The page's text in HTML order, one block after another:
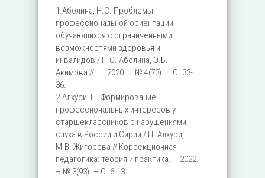
1.Аболина, Н.С. Проблемы
профессиональной ориентации
обучающихся с ограниченными
возможностями здоровья и
инвалидов / Н.С. Аболина, О.Б.
Акимова // . – 2020. – № 4(73). – С. 33-
36.
2.Алхури, Н. Формирование
профессиональных интересов у
старшеклассников с нарушениями
слуха в России и Сирии / Н. Алхури,
М.В. Жигорева // Коррекционная
педагогика: теория и практика. – 2022.
– № 3(93). – С. 6-13.